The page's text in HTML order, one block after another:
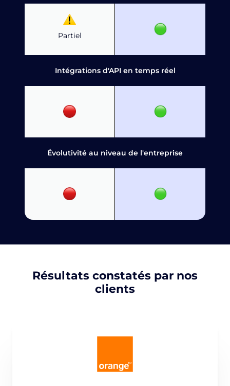
Partiel
Intégrations d'API en temps réel
Évolutivité au niveau de l'entreprise
Résultats constatés par nos
clients